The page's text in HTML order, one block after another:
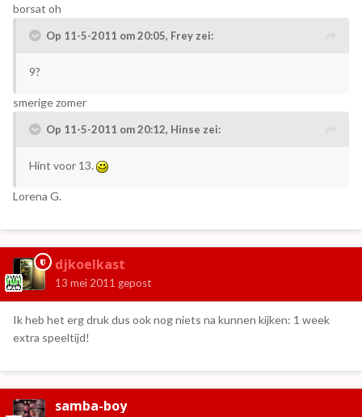
borsat oh
Op 11-5-2011 om 20:05, Frey zei:
9?
smerige zomer
Op 11-5-2011 om 20:12, Hinse zei:
Hint voor 13.
Lorena G.
djkoelkast
13 mei 2011 gepost
Ik heb het erg druk dus ook nog niets na kunnen kijken: 1 week
extra speeltijd!
samba-boy